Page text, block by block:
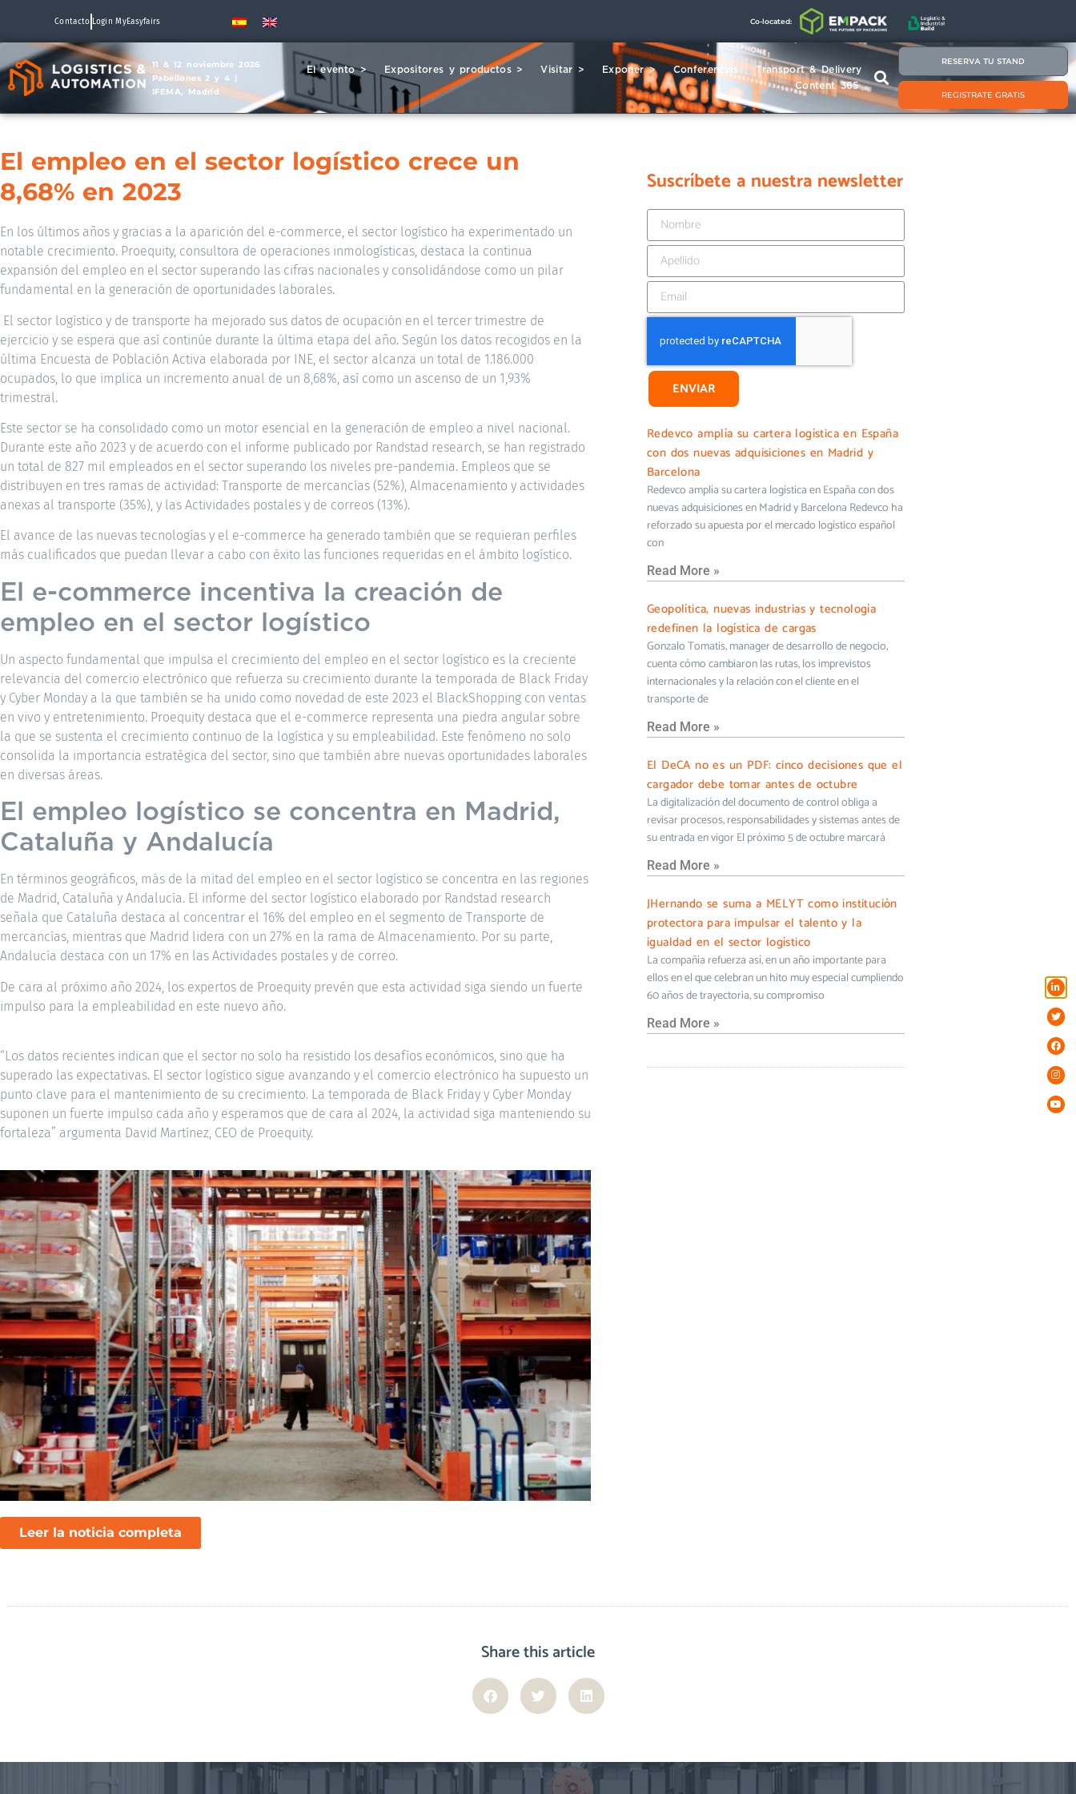
Contacto Login MyEasyfairs Co-located:
11 & 12 noviembre 2026
Pabellones 2 y 4 |
IFEMA, Madrid
El evento > Expositores y productos > Visitar > Exponer > Conferencias
Transport & Delivery
Content 365
RESERVA TU STAND
REGISTRATE GRATIS
El empleo en el sector logístico crece un
8,68% en 2023
En los últimos años y gracias a la aparición del e-commerce, el sector logístico ha experimentado un
notable crecimiento. Proequity, consultora de operaciones inmologísticas, destaca la continua
expansión del empleo en el sector superando las cifras nacionales y consolidándose como un pilar
fundamental en la generación de oportunidades laborales.
El sector logístico y de transporte ha mejorado sus datos de ocupación en el tercer trimestre de
ejercicio y se espera que así continúe durante la última etapa del año. Según los datos recogidos en la
última Encuesta de Población Activa elaborada por INE, el sector alcanza un total de 1.186.000
ocupados, lo que implica un incremento anual de un 8,68%, así como un ascenso de un 1,93%
trimestral.
Este sector se ha consolidado como un motor esencial en la generación de empleo a nivel nacional.
Durante este año 2023 y de acuerdo con el informe publicado por Randstad research, se han registrado
un total de 827 mil empleados en el sector superando los niveles pre-pandemia. Empleos que se
distribuyen en tres ramas de actividad: Transporte de mercancías (52%), Almacenamiento y actividades
anexas al transporte (35%), y las Actividades postales y de correos (13%).
El avance de las nuevas tecnologías y el e-commerce ha generado también que se requieran perfiles
más cualificados que puedan llevar a cabo con éxito las funciones requeridas en el ámbito logístico.
El e-commerce incentiva la creación de
empleo en el sector logístico
Un aspecto fundamental que impulsa el crecimiento del empleo en el sector logístico es la creciente
relevancia del comercio electrónico que refuerza su crecimiento durante la temporada de Black Friday
y Cyber Monday a la que también se ha unido como novedad de este 2023 el BlackShopping con ventas
en vivo y entretenimiento. Proequity destaca que el e-commerce representa una piedra angular sobre
la que se sustenta el crecimiento continuo de la logística y su empleabilidad. Este fenómeno no solo
consolida la importancia estratégica del sector, sino que también abre nuevas oportunidades laborales
en diversas áreas.
El empleo logístico se concentra en Madrid,
Cataluña y Andalucía
En términos geográficos, más de la mitad del empleo en el sector logístico se concentra en las regiones
de Madrid, Cataluña y Andalucía. El informe del sector logístico elaborado por Randstad research
señala que Cataluña destaca al concentrar el 16% del empleo en el segmento de Transporte de
mercancías, mientras que Madrid lidera con un 27% en la rama de Almacenamiento. Por su parte,
Andalucía destaca con un 17% en las Actividades postales y de correo.
De cara al próximo año 2024, los expertos de Proequity prevén que esta actividad siga siendo un fuerte
impulso para la empleabilidad en este nuevo año.
“Los datos recientes indican que el sector no solo ha resistido los desafíos económicos, sino que ha
superado las expectativas. El sector logístico sigue avanzando y el comercio electrónico ha supuesto un
punto clave para el mantenimiento de su crecimiento. La temporada de Black Friday y Cyber Monday
suponen un fuerte impulso cada año y esperamos que de cara al 2024, la actividad siga manteniendo su
fortaleza” argumenta David Martínez, CEO de Proequity.
Leer la noticia completa
Suscríbete a nuestra newsletter
ENVIAR
Redevco amplía su cartera logística en España
con dos nuevas adquisiciones en Madrid y
Barcelona
Redevco amplía su cartera logística en España con dos
nuevas adquisiciones en Madrid y Barcelona Redevco ha
reforzado su apuesta por el mercado logístico español
con
Read More »
Geopolítica, nuevas industrias y tecnología
redefinen la logística de cargas
Gonzalo Tomatis, manager de desarrollo de negocio,
cuenta cómo cambiaron las rutas, los imprevistos
internacionales y la relación con el cliente en el
transporte de
Read More »
El DeCA no es un PDF: cinco decisiones que el
cargador debe tomar antes de octubre
La digitalización del documento de control obliga a
revisar procesos, responsabilidades y sistemas antes de
su entrada en vigor El próximo 5 de octubre marcará
Read More »
JHernando se suma a MELYT como institución
protectora para impulsar el talento y la
igualdad en el sector logístico
La compañía refuerza así, en un año importante para
ellos en el que celebran un hito muy especial cumpliendo
60 años de trayectoria, su compromiso
Read More »
Share this article